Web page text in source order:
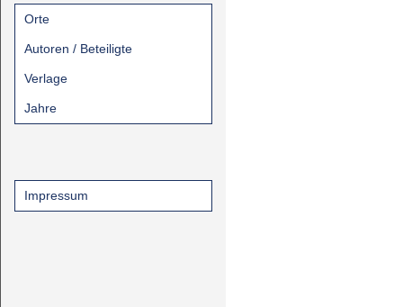
Orte
Autoren / Beteiligte
Verlage
Jahre
Impressum